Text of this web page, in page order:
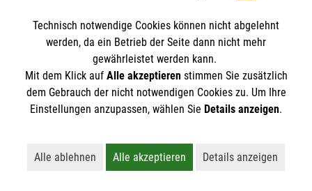
Technisch notwendige Cookies können nicht abgelehnt
werden, da ein Betrieb der Seite dann nicht mehr
gewährleistet werden kann.
Mit dem Klick auf Alle akzeptierenstimmen Sie zusätzlich
dem Gebrauch der nicht notwendigen Cookies zu. Um Ihre
Einstellungen anzupassen, wählen Sie Details anzeigen.
Alle ablehnen
Lehnt alle nicht-essentiellen Cookies ab
Alle akzeptieren
Akzeptiert alle Cookies
Details anzeigen